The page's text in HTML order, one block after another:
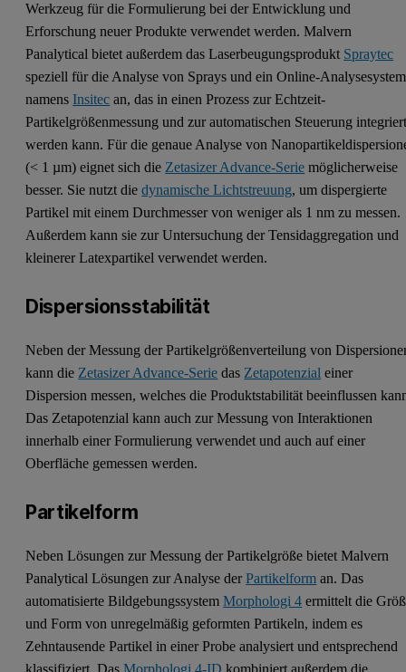
Werkzeug für die Formulierung bei der Entwicklung und
Erforschung neuer Produkte verwendet werden. Malvern
Panalytical bietet außerdem das Laserbeugungsprodukt Spraytec
speziell für die Analyse von Sprays und ein Online-Analysesystem
namensInsitec an, das in einen Prozess zur Echtzeit-
Partikelgrößenmessung und zur automatischen Steuerung
werden kann. Für die genaue Analyse von
(< 1 µm) eignet sich die Zetasizer Advance-Serie möglicherweise
besser. Sie nutzt diedynamische Lichtstreuung, um dispergierte
Partikel mit einem Durchmesser von weniger als 1 nm zu messen.
Außerdem kann sie zur Untersuchung der Tensidaggregation und
kleinerer Latexpartikel verwendet werden.
Dispersionsstabilität
Neben der Messung der Partikelgrößenverteilung von
kann die Zetasizer Advance-Serie das Zetapotenzial einer
Dispersion messen, welches die Produktstabilität beeinflussen
Das Zetapotenzial kann auch zur Messung von Interaktionen
innerhalb einer Formulierung verwendet und auch auf einer
Oberfläche gemessen werden.
Partikelform
Neben Lösungen zur Messung der Partikelgröße bietet Malvern
Panalytical Lösungen zur Analyse derPartikelform an. Das
automatisierte BildgebungssystemMorphologi 4 ermittelt die
und Form von unregelmäßig geformten Partikeln, indem es
Zehntausende Partikel in einer Probe analysiert und entsprechend